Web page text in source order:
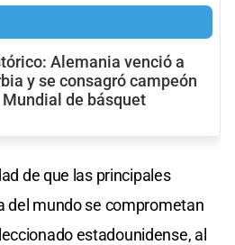
Alemania venció a
y se consagró campeón
de básquet
de que las principales
del mundo se comprometan
estadounidense, al